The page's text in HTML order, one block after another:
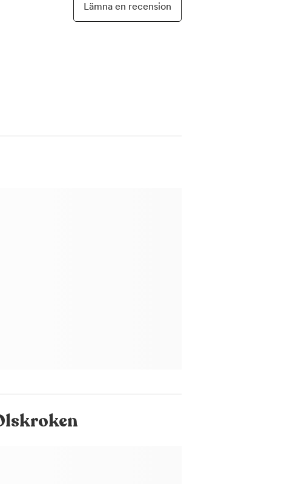
Lämna en recension